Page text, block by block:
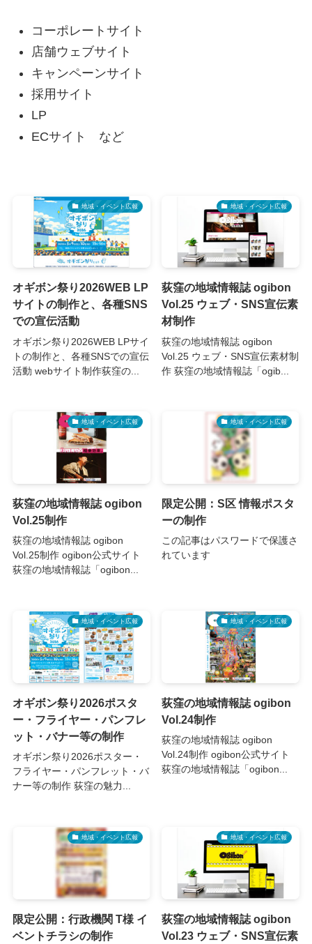
コーポレートサイト
店舗ウェブサイト
キャンペーンサイト
採用サイト
LP
ECサイト など
地域・イベント広報
オギボン祭り2026WEB LP
サイトの制作と、各種SNS
での宣伝活動
オギボン祭り2026WEB LPサイ
トの制作と、各種SNSでの宣伝
活動 webサイト制作荻窪の...
地域・イベント広報
荻窪の地域情報誌 ogibon
Vol.25 ウェブ・SNS宣伝素
材制作
荻窪の地域情報誌 ogibon
Vol.25 ウェブ・SNS宣伝素材制
作 荻窪の地域情報誌「ogib...
地域・イベント広報
荻窪の地域情報誌 ogibon
Vol.25制作
荻窪の地域情報誌 ogibon
Vol.25制作 ogibon公式サイト
荻窪の地域情報誌「ogibon...
地域・イベント広報
限定公開：S区 情報ポスタ
ーの制作
この記事はパスワードで保護さ
れています
地域・イベント広報
オギボン祭り2026ポスタ
ー・フライヤー・パンフレ
ット・バナー等の制作
オギボン祭り2026ポスター・
フライヤー・パンフレット・バ
ナー等の制作 荻窪の魅力...
地域・イベント広報
荻窪の地域情報誌 ogibon
Vol.24制作
荻窪の地域情報誌 ogibon
Vol.24制作 ogibon公式サイト
荻窪の地域情報誌「ogibon...
地域・イベント広報
限定公開：行政機関 T様 イ
ベントチラシの制作
地域・イベント広報
荻窪の地域情報誌 ogibon
Vol.23 ウェブ・SNS宣伝素